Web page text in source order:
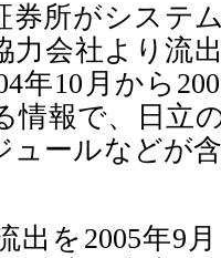
券所がシステ
力会社より流
年10月から
情報で、日立
ュールなどが
出を2005年9